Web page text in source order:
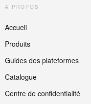
A PROPOS
Accueil
Produits
Guides des plateformes
Catalogue
Centre de confidentialité